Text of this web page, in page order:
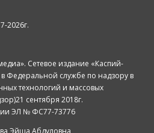
2026г.
Сетевое издание «Каспий-
Федеральной службе по надзору в
технологий и массовых
сентября 2018г.
ЭЛ № ФС77-73776
Эйша Абдуловна